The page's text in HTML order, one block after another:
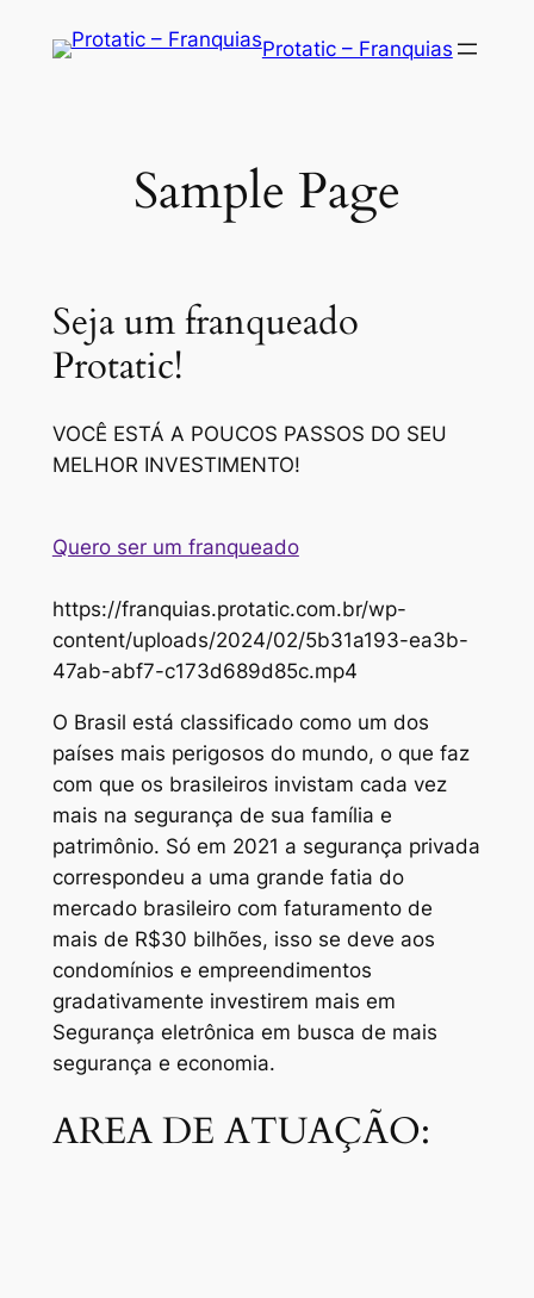
Protatic – Franquias
Sample Page
Seja um franqueado
Protatic!
VOCÊ ESTÁ A POUCOS PASSOS DO SEU
MELHOR INVESTIMENTO!
Quero ser um franqueado
https://franquias.protatic.com.br/wp-
content/uploads/2024/02/5b31a193-ea3b-
47ab-abf7-c173d689d85c.mp4
O Brasil está classificado como um dos
países mais perigosos do mundo, o que faz
com que os brasileiros invistam cada vez
mais na segurança de sua família e
patrimônio. Só em 2021 a segurança privada
correspondeu a uma grande fatia do
mercado brasileiro com faturamento de
mais de R$30 bilhões, isso se deve aos
condomínios e empreendimentos
gradativamente investirem mais em
Segurança eletrônica em busca de mais
segurança e economia.
AREA DE ATUAÇÃO: